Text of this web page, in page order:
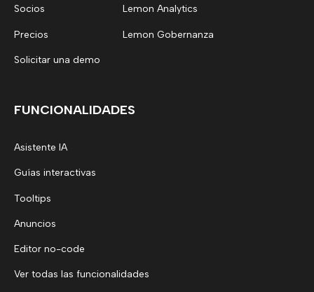
Socios
Precios
Solicitar una demo
Lemon Analytics
Lemon Gobernanza
FUNCIONALIDADES
Asistente IA
Guías interactivas
Tooltips
Anuncios
Editor no-code
Ver todas las funcionalidades